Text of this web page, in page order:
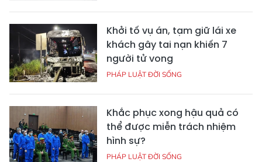
Khởi tố vụ án, tạm giữ lái xe
khách gây tai nạn khiến 7
người tử vong
PHÁP LUẬT ĐỜI SỐNG
Khắc phục xong hậu quả có
thể được miễn trách nhiệm
hình sự?
PHÁP LUẬT ĐỜI SỐNG